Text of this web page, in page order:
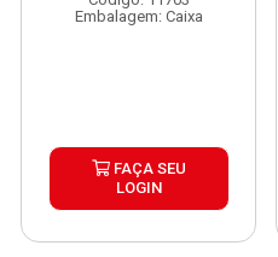
Embalagem: Caixa
FAÇA SEU
LOGIN